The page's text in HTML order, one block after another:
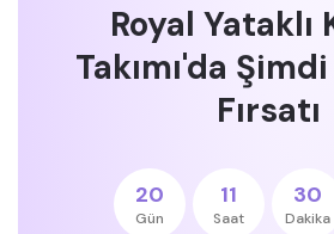
Royal Yataklı
Takımı'da
Fırsatı
20
Gün
11
Saat
30
Dakika